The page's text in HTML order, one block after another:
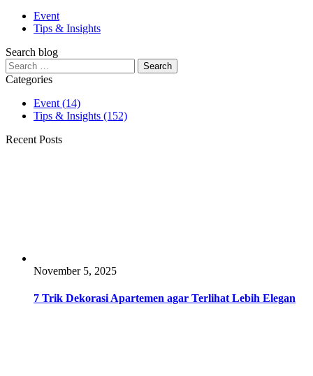
Event
Tips & Insights
Search blog
Search
for:
Categories
Event (14)
Tips & Insights (152)
Recent Posts
November 5, 2025
7 Trik Dekorasi Apartemen agar Terlihat Lebih Elegan